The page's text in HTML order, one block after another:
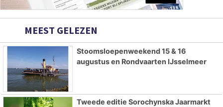
MEEST GELEZEN
Stoomsloepenweekend 15 & 16
augustus en Rondvaarten IJsselmeer
Tweede editie Sorochynska Jaarmarkt